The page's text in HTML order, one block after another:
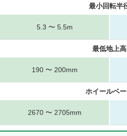
最小回転半
5.3 〜 5.5m
最低地上高
190 〜 200mm
ホイールベ
2670 〜 2705mm